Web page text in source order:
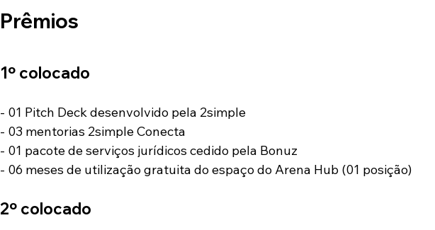
Prêmios
1º colocado
- 01 Pitch Deck desenvolvido pela 2simple
- 03 mentorias 2simple Conecta
- 01 pacote de serviços jurídicos cedido pela Bonuz
- 06 meses de utilização gratuita do espaço do Arena Hub (01 posição)
2º colocado